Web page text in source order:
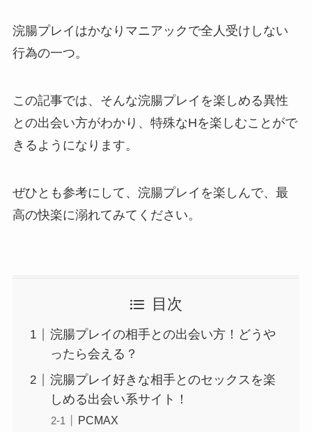
浣腸プレイはかなりマニアックで全人受けしない
行為の一つ。
この記事では、そんな浣腸プレイを楽しめる異性
との出会い方がわかり、特殊なHを楽しむことがで
きるようになります。
ぜひとも参考にして、浣腸プレイを楽しんで、最
高の快楽に溺れてみてください。
目次
浣腸プレイの相手との出会い方！どうや
ったら会える？
浣腸プレイ好きな相手とのセックスを楽
しめる出会い系サイト！
PCMAX